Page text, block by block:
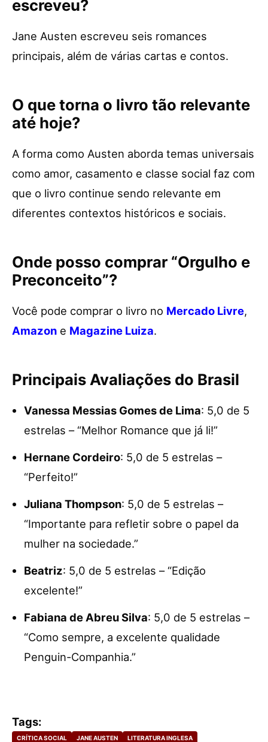
escreveu?
Jane Austen escreveu seis romances
principais, além de várias cartas e contos.
O que torna o livro tão relevante
até hoje?
A forma como Austen aborda temas universais
como amor, casamento e classe social faz com
que o livro continue sendo relevante em
diferentes contextos históricos e sociais.
Onde posso comprar “Orgulho e
Preconceito”?
Você pode comprar o livro no Mercado Livre,
Amazon e Magazine Luiza.
Principais Avaliações do Brasil
Vanessa Messias Gomes de Lima: 5,0 de 5
estrelas – “Melhor Romance que já li!”
Hernane Cordeiro: 5,0 de 5 estrelas –
“Perfeito!”
Juliana Thompson: 5,0 de 5 estrelas –
“Importante para refletir sobre o papel da
mulher na sociedade.”
Beatriz: 5,0 de 5 estrelas – “Edição
excelente!”
Fabiana de Abreu Silva: 5,0 de 5 estrelas –
“Como sempre, a excelente qualidade
Penguin-Companhia.”
Tags:
CRÍTICA SOCIAL JANE AUSTEN
LITERATURA INGLESA